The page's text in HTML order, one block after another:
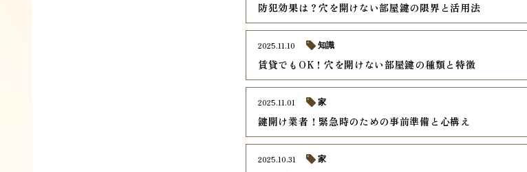
防犯効果は？穴を開けない部屋鍵の限界と活用法
賃貸でもOK！穴を開けない部屋鍵の種類と特徴
2025.11.10 知識
鍵開け業者！緊急時のための事前準備と心構え
2025.11.01 家
2025.10.31 家